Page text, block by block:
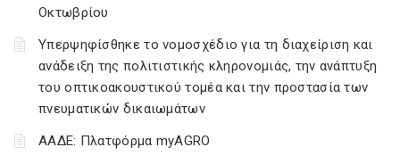
Οκτωβρίου
Υπερψηφίσθηκε το νομοσχέδιο για τη διαχείριση και
ανάδειξη της πολιτιστικής κληρονομιάς, την ανάπτυξη
του οπτικοακουστικού τομέα και την προστασία των
πνευματικών δικαιωμάτων
ΑΑΔΕ: Πλατφόρμα myAGRO